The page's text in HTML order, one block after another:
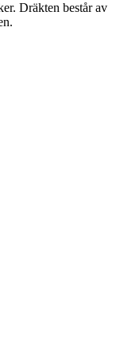
Dräkten består av